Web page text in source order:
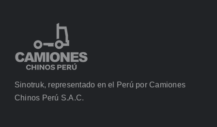
Sinotruk, representado en el Perú por Camiones
Chinos Perú S.A.C.